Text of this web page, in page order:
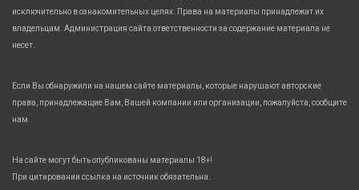
исключительно в ознакомительных целях. Права на материалы принадлежат их
владельцам. Администрация сайта ответственности за содержание материала не
несет.
Если Вы обнаружили на нашем сайте материалы, которые нарушают авторские
права, принадлежащие Вам, Вашей компании или организации, пожалуйста, сообщите
нам.
На сайте могут быть опубликованы материалы 18+!
При цитировании ссылка на источник обязательна.